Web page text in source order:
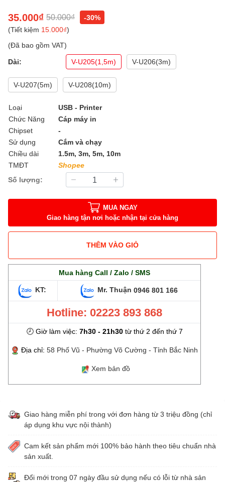
35.000₫ 50.000₫
-30%
(Tiết kiệm 15.000₫)
(Đã bao gồm VAT)
Dài:
V-U205(1,5m) V-U206(3m)
V-U207(5m) V-U208(10m)
Loại
USB - Printer
Chức Năng
Cáp máy in
Chipset
-
Sử dụng
Cắm và chạy
Chiều dài
1.5m, 3m, 5m, 10m
TMĐT
Shopee
Số lượng:
MUA NGAY
Giao hàng tận nơi hoặc nhận tại cửa hàng
THÊM VÀO GIỎ
Mua hàng Call / Zalo / SMS
KT: Mr. Thuận 0946 801 166
Hotline: 02223 893 868
🕗 Giờ làm việc: 7h30 - 21h30từ thứ 2 đến thứ 7
Địa chỉ: 58 Phố Vũ - Phường Võ Cường - Tỉnh Bắc Ninh
Xem bản đồ
Giao hàng miễn phí trong với đơn hàng từ 3 triệu đồng (chỉ
áp dụng khu vực nội thành)
Cam kết sản phẩm mới 100% bảo hành theo tiêu chuẩn nhà
sản xuất.
Đổi mới trong 07 ngày đầu sử dụng nếu có lỗi từ nhà sản